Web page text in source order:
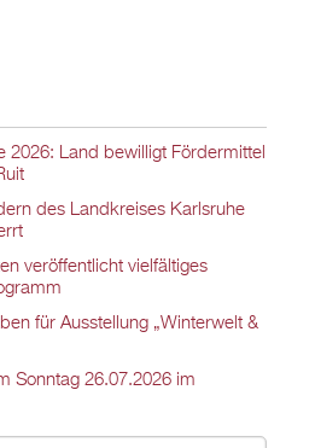
2026: Land bewilligt Fördermittel
des Landkreises Karlsruhe
veröffentlicht vielfältiges
für Ausstellung „Winterwelt &
Sonntag 26.07.2026 im